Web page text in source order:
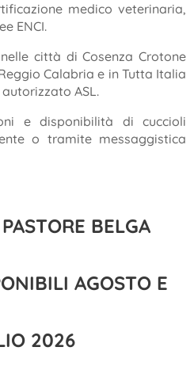
medico veterinaria,
ENCI.
città di Cosenza Crotone
Calabria e in Tutta Italia
ASL.
e disponibilità di cuccioli
o tramite messaggistica
BELGA
AGOSTO E
2026